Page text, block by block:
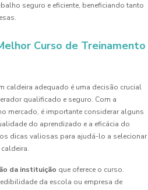
seguro e eficiente, beneficiando tanto
Curso de Treinamento
caldeira adequado é uma decisão crucial
qualificado e seguro. Com a
mercado, é importante considerar alguns
do aprendizado e a eficácia do
dicas valiosas para ajudá-lo a selecionar
da instituição que oferece o curso.
da escola ou empresa de